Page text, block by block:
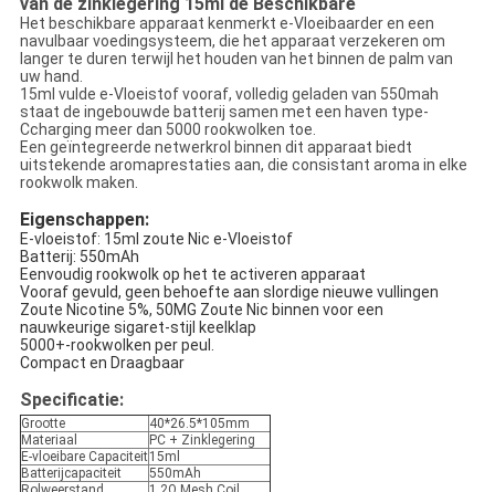
van de zinklegering 15ml de Beschikbare
Het beschikbare apparaat kenmerkt e-Vloeibaarder en een
navulbaar voedingsysteem, die het apparaat verzekeren om
langer te duren terwijl het houden van het binnen de palm van
uw hand.
15ml vulde e-Vloeistof vooraf, volledig geladen van 550mah
staat de ingebouwde batterij samen met een haven type-
Ccharging meer dan 5000 rookwolken toe.
Een geïntegreerde netwerkrol binnen dit apparaat biedt
uitstekende aromaprestaties aan, die consistant aroma in elke
rookwolk maken.
Eigenschappen:
E-vloeistof: 15ml zoute Nic e-Vloeistof
Batterij: 550mAh
Eenvoudig rookwolk op het te activeren apparaat
Vooraf gevuld, geen behoefte aan slordige nieuwe vullingen
Zoute Nicotine 5%, 50MG Zoute Nic binnen voor een
nauwkeurige sigaret-stijl keelklap
5000+-rookwolken per peul.
Compact en Draagbaar
Specificatie:
Grootte
40*26.5*105mm
Materiaal
PC + Zinklegering
E-vloeibare Capaciteit15ml
Batterijcapaciteit
550mAh